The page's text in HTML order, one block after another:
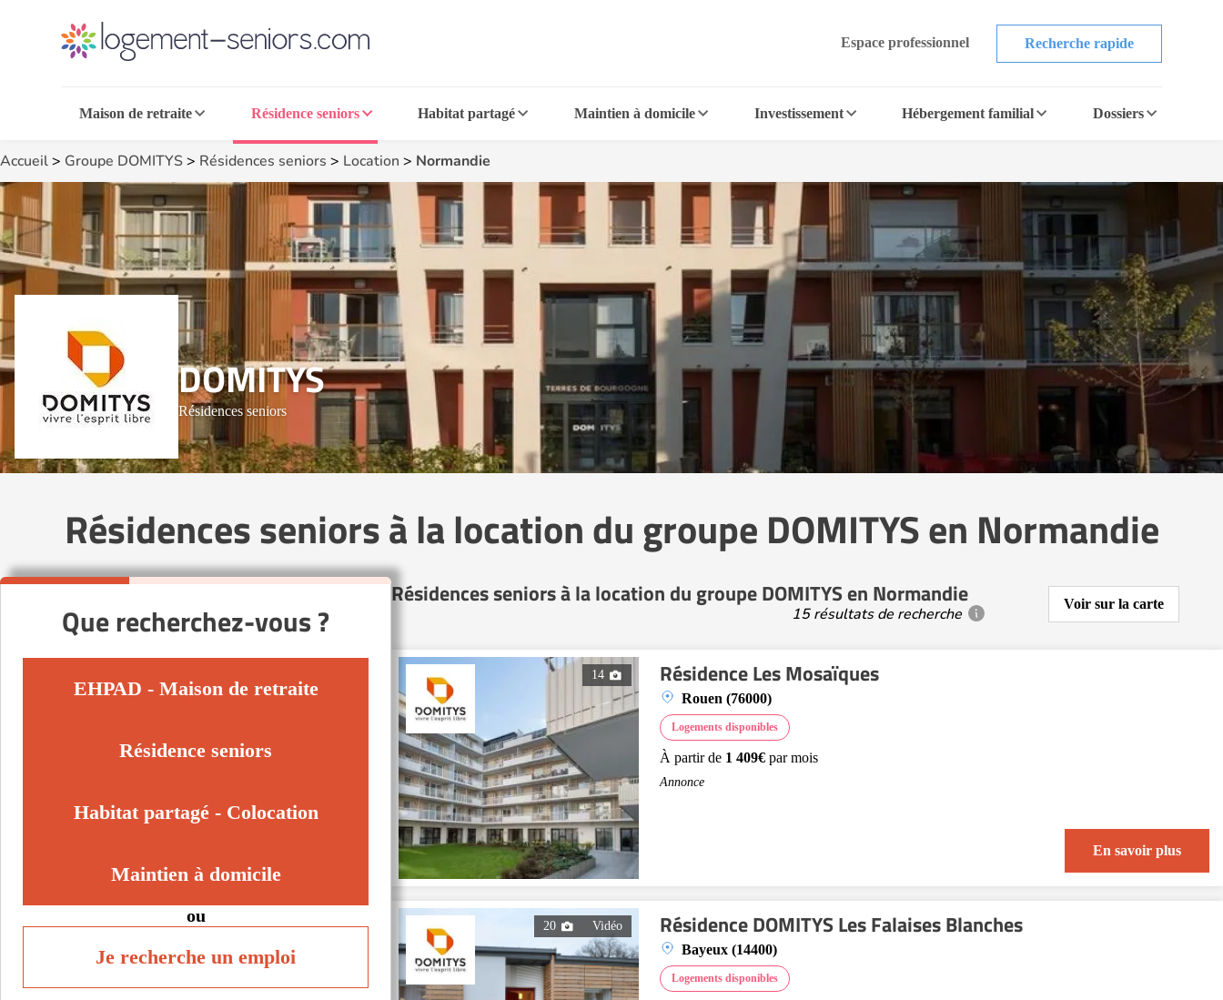
Espace professionnel Recherche rapide
Maison de retraite Résidence seniors Habitat partagé Maintien à domicile Investissement Hébergement familial Dossiers
Accueil> Groupe DOMITYS> Résidences seniors > Location > Normandie
DOMITYS
Résidences seniors
Résidences seniors à la location du groupe DOMITYS en Normandie
Résidences seniors à la location du groupe DOMITYS en Normandie
15 résultats de recherche
Voir sur la carte
14 Résidence Les Mosaïques
Rouen (76000)
Logements disponibles
À partir de 1 409€ par mois
Annonce
En savoir plus
20 Vidéo Résidence DOMITYS Les Falaises Blanches
Bayeux (14400)
Logements disponibles
Que recherchez-vous ?
EHPAD - Maison de retraite
Résidence seniors
Habitat partagé - Colocation
Maintien à domicile
ou
Je recherche un emploi